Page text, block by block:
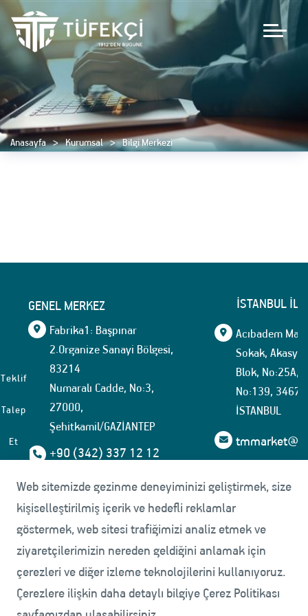
Web sitemizde gezinme deneyiminizi geliştirmek, size
kişiselleştirilmiş içerik ve hedefli reklamlar
göstermek, web sitesi trafiğimizi analiz etmek ve
ziyaretçilerimizin nereden geldiğini anlamak için
çerezleri ve diğer izleme teknolojilerini kullanıyoruz.
Çerezlere ilişkin daha detaylı bilgiye Çerez Politikası
Anasayfa Kurumsal Bilgi Merkezi
GENEL MERKEZ
Fabrika1: Başpınar
2.Organize Sanayi Bölgesi,
83214
Numaralı Cadde, No:3,
27000,
Şehitkamil/GAZİANTEP
+90 (342) 337 12 12
+90(342) 337 15 35
Fabrika2: Başpınar
5.Organize Sanayi Bölgesi,
83535
Numaralı Cadde, No:13,
27000,
Şehitkamil/GAZİANTEP
İSTANBUL
Acıbadem
Sokak, Akasya
Blok, No:25A,
No:139,
İSTANBUL
Teklif
Talep
Et